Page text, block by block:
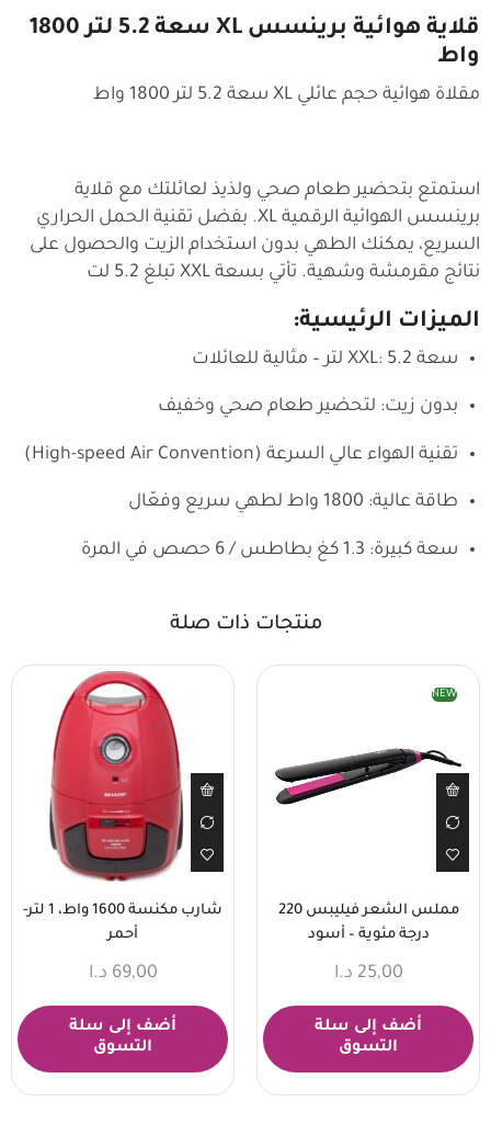
قلاية هوائية برينسس XL سعة 5.2 لتر 1800
واط
مقلاة هوائية حجم عائلي XL سعة 5.2 لتر 1800 واط
استمتع بتحضير طعام صحي ولذيذ لعائلتك مع قلاية
برينسس الهوائية الرقمية XL. بفضل تقنية الحمل الحراري
السريع، يمكنك الطهي بدون استخدام الزيت والحصول على
نتائج مقرمشة وشهية. تأتي بسعة XXL تبلغ 5.2 لت
الميزات الرئيسية:
سعة XXL: 5.2 لتر – مثالية للعائلات
بدون زيت: لتحضير طعام صحي وخفيف
تقنية الهواء عالي السرعة (High-speed Air Convention)
طاقة عالية: 1800 واط لطهي سريع وفعّال
سعة كبيرة: 1.3 كغ بطاطس / 6 حصص في المرة
منتجات ذات صلة
NEW
مملس الشعر فيليبس 220
درجة مئوية – أسود
25,00 د.ا
أضف إلى سلة
التسوق
شارب مكنسة 1600 واط، 1 لتر-
أحمر
69,00 د.ا
أضف إلى سلة
التسوق